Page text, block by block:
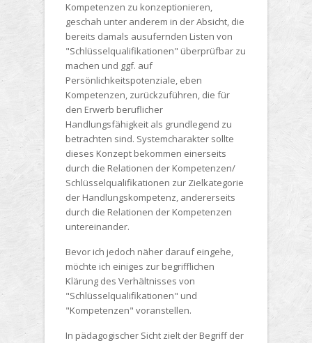
Kompetenzen zu konzeptionieren,
geschah unter anderem in der Absicht, die
bereits damals ausufernden Listen von
"Schlüsselqualifikationen" überprüfbar zu
machen und ggf. auf
Persönlichkeitspotenziale, eben
Kompetenzen, zurückzuführen, die für
den Erwerb beruflicher
Handlungsfähigkeit als grundlegend zu
betrachten sind. Systemcharakter sollte
dieses Konzept bekommen einerseits
durch die Relationen der Kompetenzen/
Schlüsselqualifikationen zur Zielkategorie
der Handlungskompetenz, andererseits
durch die Relationen der Kompetenzen
untereinander.
Bevor ich jedoch näher darauf eingehe,
möchte ich einiges zur begrifflichen
Klärung des Verhältnisses von
"Schlüsselqualifikationen" und
"Kompetenzen" voranstellen.
In pädagogischer Sicht zielt der Begriff der